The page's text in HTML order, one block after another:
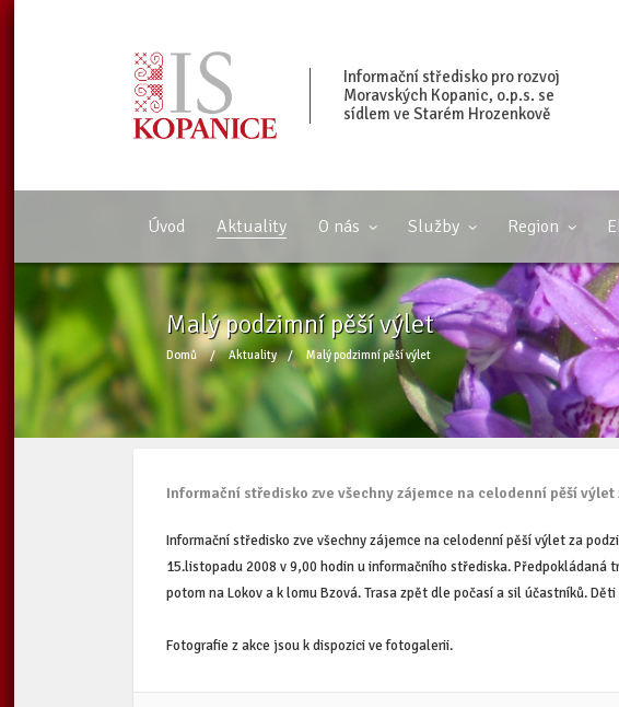
Informační středisko pro rozvoj
Moravských Kopanic, o.p.s. se
sídlem ve Starém Hrozenkově
Úvod Aktuality O nás Služby Region
Malý podzimní pěší výlet
Domů / Aktuality / Malý podzimní pěší výlet
Informační středisko zve všechny zájemce na celodenní pěší
Informační středisko zve všechny zájemce na celodenní pěší výlet za
15.listopadu 2008 v 9,00 hodin u informačního střediska. Předpokládaná
potom na Lokov a k lomu Bzová. Trasa zpět dle počasí a sil účastníků.
Fotografie z akce jsou k dispozici ve fotogalerii.